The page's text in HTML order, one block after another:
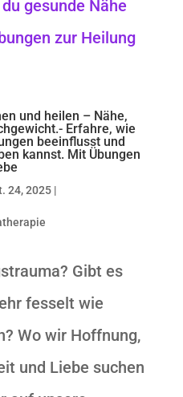
und heilen – Nähe,
Erfahre, wie
beeinflusst und
kannst. Mit Übungen
24, 2025|
Gibt es
fesselt wie
Wo wir Hoffnung,
und Liebe suchen